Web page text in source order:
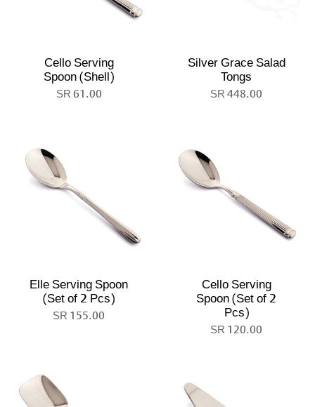
Silver Grace Salad
Tongs
448.00 SR
Cello Serving
Spoon (Shell)
61.00 SR
Cello Serving
Spoon (Set of 2
Pcs)
120.00 SR
Elle Serving Spoon
(Set of 2 Pcs)
155.00 SR